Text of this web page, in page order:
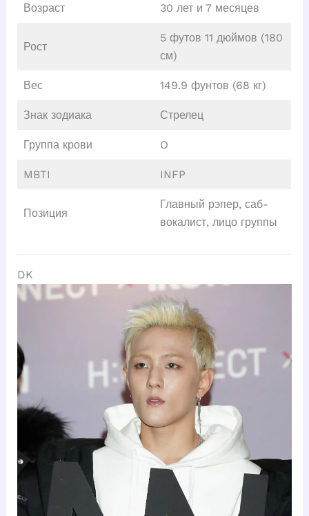
Возраст 30 лет и 7 месяцев
Рост
5 футов 11 дюймов (180
см)
Вес 149.9 фунтов (68 кг)
Знак зодиака Стрелец
Группа крови O
MBTI INFP
Позиция
Главный рэпер, саб-
вокалист, лицо группы
DK